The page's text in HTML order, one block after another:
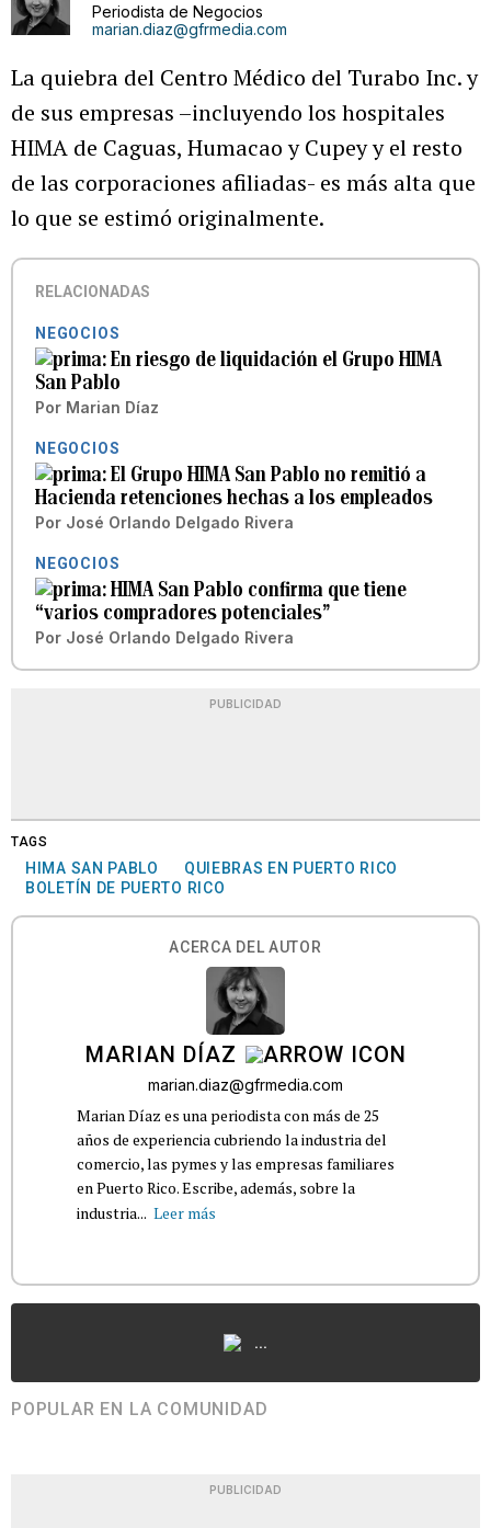
Periodista de Negocios
marian.diaz@gfrmedia.com
La quiebra del Centro Médico del Turabo Inc. y
de sus empresas –incluyendo los hospitales
HIMA de Caguas, Humacao y Cupey y el resto
de las corporaciones afiliadas- es más alta que
lo que se estimó originalmente.
RELACIONADAS
NEGOCIOS
En riesgo de liquidación el Grupo HIMA
San Pablo
Por Marian Díaz
NEGOCIOS
El Grupo HIMA San Pablo no remitió a
Hacienda retenciones hechas a los empleados
Por José Orlando Delgado Rivera
NEGOCIOS
HIMA San Pablo confirma que tiene
“varios compradores potenciales”
Por José Orlando Delgado Rivera
PUBLICIDAD
TAGS
HIMA SAN PABLO
QUIEBRAS EN PUERTO RICO
BOLETÍN DE PUERTO RICO
ACERCA DEL AUTOR
MARIAN DÍAZ
marian.diaz@gfrmedia.com
Marian Díaz es una periodista con más de 25
años de experiencia cubriendo la industria del
comercio, las pymes y las empresas familiares
en Puerto Rico. Escribe, además, sobre la
industria... Leer más
...
POPULAR EN LA COMUNIDAD
PUBLICIDAD